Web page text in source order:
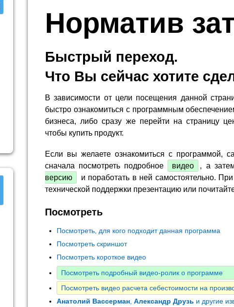
Норматив
Быстрый переход.
Что Вы сейчас хотите
В зависимости от цели посещения данной
быстро ознакомиться с программным
бизнеса, либо сразу же перейти на страницу
чтобы купить продукт.
Если вы желаете ознакомиться с программой,
сначала посмотреть подробное
видео , а
версию
и поработать в ней самостоятельно.
технической поддержки презентацию или
Посмотреть
Посмотреть, для кого подходит данная программа
Посмотреть скриншот
Посмотреть короткое видео
Посмотреть подробный видео-ролик о программе
Посмотреть видео расчета себестоимости на
Анатолий Вассерман Александр Друзь и другие